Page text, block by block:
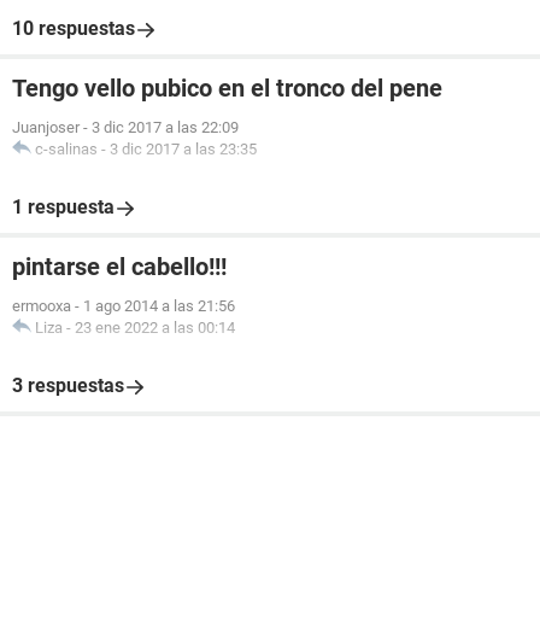
10 respuestas
Tengo vello pubico en el tronco del pene
Juanjoser - 3 dic 2017 a las 22:09
c-salinas - 3 dic 2017 a las 23:35
1 respuesta
pintarse el cabello!!!
ermooxa - 1 ago 2014 a las 21:56
Liza - 23 ene 2022 a las 00:14
3 respuestas